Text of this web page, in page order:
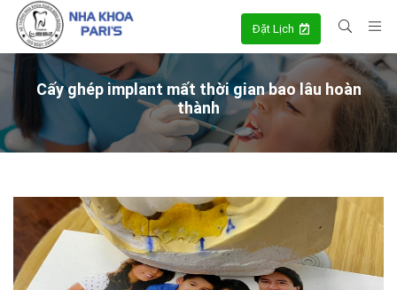
Đặt Lịch
Cấy ghép implant mất thời gian bao lâu hoàn
thành